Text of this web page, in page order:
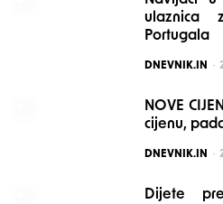
ulaznica
Portugala
POSTED
DNEVNIK.IN
NOVE
cijenu,
POSTED
DNEVNIK.IN
Dijete